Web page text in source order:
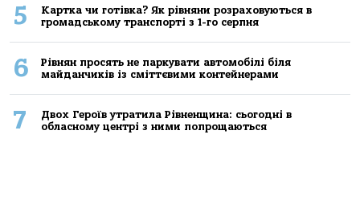
5
Картка чи готівка? Як рівняни розраховуються в
громадському транспорті з 1-го серпня
6
Рівнян просять не паркувати автомобілі біля
майданчиків із сміттєвими контейнерами
7
Двох Героїв утратила Рівненщина: сьогодні в
обласному центрі з ними попрощаються